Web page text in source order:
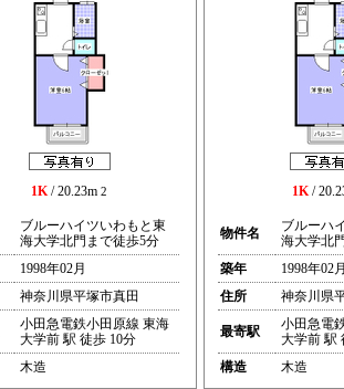
1K/ 20.23m 2
ブルーハイツいわもと東
海大学北門まで徒歩5分
1998年02月
神奈川県平塚市真田
小田急電鉄小田原線 東海
大学前 駅 徒歩 10分
木造
1K/
物件名
ブルーハ
海大学北
築年
1998年02月
住所
神奈川県
最寄駅
小田急電
大学前 駅
構造
木造